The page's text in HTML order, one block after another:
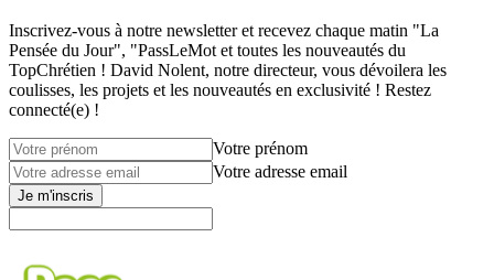
Inscrivez-vous à notre newsletter et recevez chaque matin "La
Pensée du Jour", "PassLeMot et toutes les nouveautés du
TopChrétien ! David Nolent, notre directeur, vous dévoilera les
coulisses, les projets et les nouveautés en exclusivité ! Restez
connecté(e) !
Votre prénom
Votre adresse email
Je m'inscris